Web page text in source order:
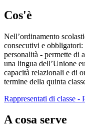
Cos'è
Nell’ordinamento
consecutivi e
personalità - permette di
una lingua dell’Unione
capacità relazionali e di
termine della quinta
Rappresentati di classe -
A cosa serve